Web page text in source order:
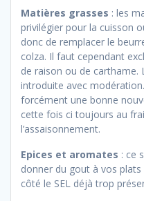
Matières grasses : les
privilégier pour la cuisson
donc de remplacer le
colza. Il faut cependant
de raison ou de carthame.
introduite avec
forcément une bonne
cette fois ci toujours au
l’assaisonnement.
Epices et aromates : ce
donner du gout à vos
côté le SEL déjà trop